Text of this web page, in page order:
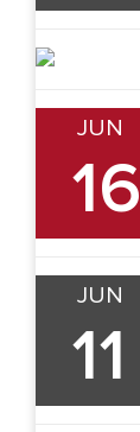
JUN
16
JUN
11